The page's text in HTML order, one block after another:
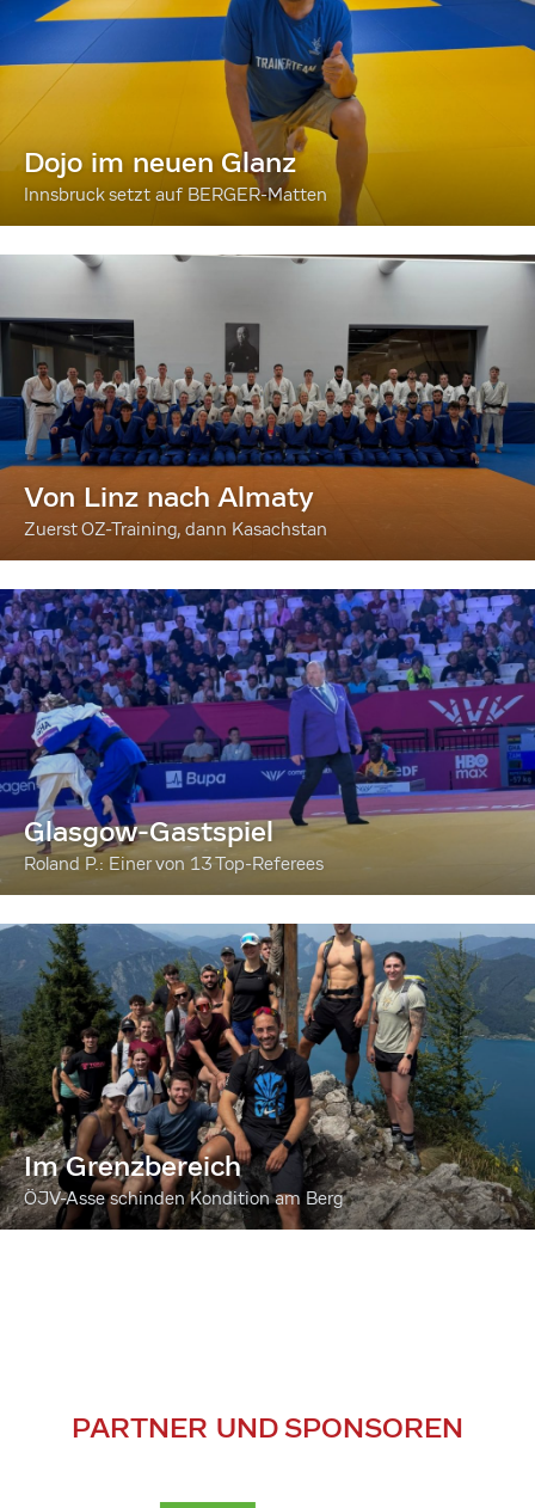
Dojo im neuen Glanz
Innsbruck setzt auf BERGER-Matten
Von Linz nach Almaty
Zuerst OZ-Training, dann Kasachstan
Glasgow-Gastspiel
Roland P.: Einer von 13 Top-Referees
Im Grenzbereich
ÖJV-Asse schinden Kondition am Berg
PARTNER UND SPONSOREN